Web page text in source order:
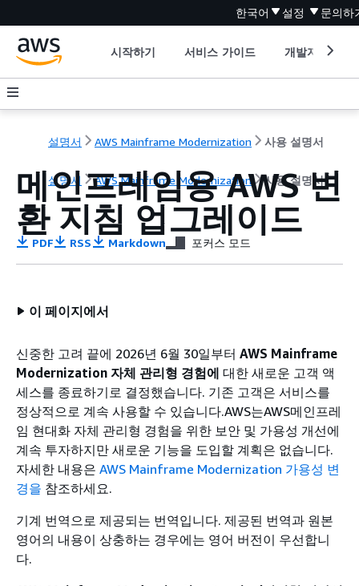
한국어 설정 문의하
시작하기 서비스 가이드 개발자 도구
설명서 AWS Mainframe Modernization 사용 설명서
설명서 AWS Mainframe Modernization 사용 설명서
메인프레임용 AWS 변
환 지침 업그레이드
PDF RSS Markdown 포커스 모드
이 페이지에서
신중한 고려 끝에 2026년 6월 30일부터 AWS Mainframe
Modernization 자체 관리형 경험에 대한 새로운 고객 액
세스를 종료하기로 결정했습니다. 기존 고객은 서비스를
정상적으로 계속 사용할 수 있습니다.AWS는AWS메인프레
임 현대화 자체 관리형 경험을 위한 보안 및 가용성 개선에
계속 투자하지만 새로운 기능을 도입할 계획은 없습니다.
자세한 내용은 AWS Mainframe Modernization 가용성 변
경을 참조하세요.
기계 번역으로 제공되는 번역입니다. 제공된 번역과 원본
영어의 내용이 상충하는 경우에는 영어 버전이 우선합니
다.